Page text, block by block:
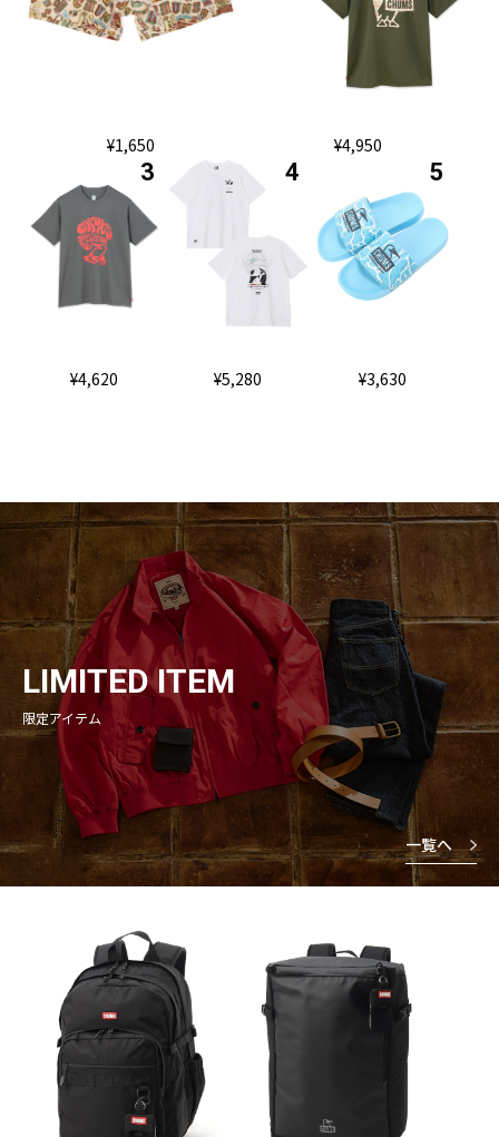
¥1,650 ¥4,950
¥4,620 ¥5,280 ¥3,630
LIMITED ITEM
限定アイテム
一覧へ